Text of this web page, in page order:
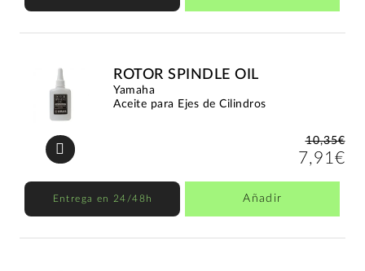
ROTOR SPINDLE OIL
Yamaha
Aceite para Ejes de Cilindros
10,35€
7,91€
Entrega en 24/48h Añadir